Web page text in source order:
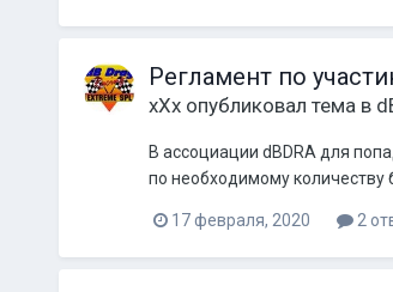
Регламент по
xXxопубликовал тема в
В ассоциации dBDRA для
по необходимому количеству
17 февраля, 2020 2